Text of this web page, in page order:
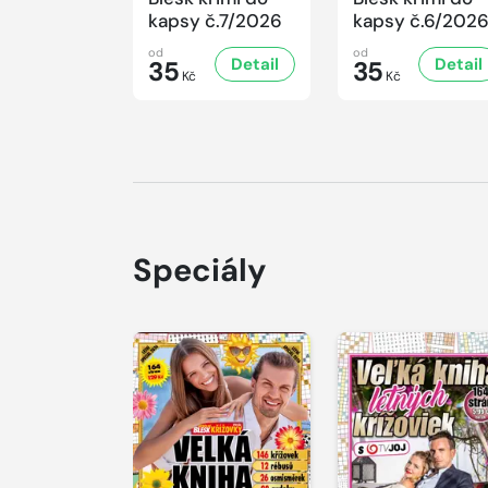
kapsy č.7/2026
od
35 Kč
Detail
kapsy č.6/2026
od
35 Kč
Detail
Speciály